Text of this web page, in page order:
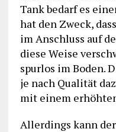
Tank bedarf es
hat den Zweck,
im Anschluss auf
diese Weise
spurlos im Boden.
je nach Qualität
mit einem
Allerdings kann